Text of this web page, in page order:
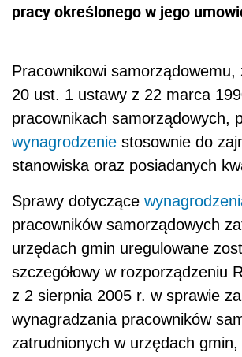
pracy określonego w jego
Pracownikowi samorządowemu,
20 ust. 1 ustawy z 22 marca
pracownikach samorządowych,
wynagrodzenie stosownie do
stanowiska oraz posiadanych
Sprawy dotyczące
pracowników samorządowych
urzędach gmin uregulowane
szczegółowy w rozporządzeniu
z 2 sierpnia 2005 r. w sprawie
wynagradzania pracowników
zatrudnionych w urzędach